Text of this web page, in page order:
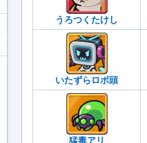
うろつくたけし
いたずらロボ頭
猛毒アリ